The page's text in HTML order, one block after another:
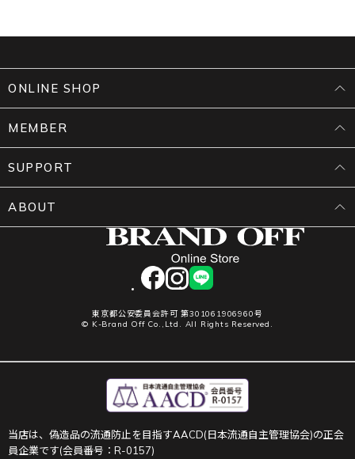
facebookinstagram
LINE
東京都公安委員会許可 第301061906960号
© K-Brand Off Co.,Ltd. All Rights Reserved.
ONLINE SHOP
MEMBER
SUPPORT
ABOUT
当店は、偽造品の流通防止を目指すAACD(日本流通自主管理協会)の正会
員企業です(会員番号：R-0157)